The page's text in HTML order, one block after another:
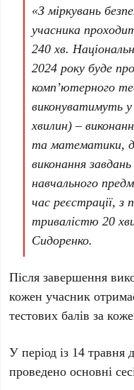
«З міркувань
учасника
240 хв.
2024 року буде
комп’ютерного
виконуватимуть
хвилин) –
та математики,
виконання
навчального
час реєстрації,
тривалістю 20
Сидоренко.
Після завершення
кожен учасник
тестових балів за
У період із 14 травня
проведено основні